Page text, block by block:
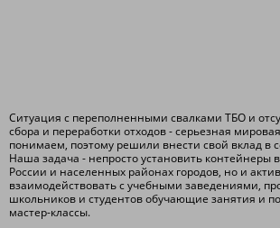
Ситуация с переполненными свалками ТБО и
сбора и переработки отходов - серьезная
понимаем, поэтому решили внести свой вклад в
Наша задача - непросто установить контейнеры
России и населенных районах городов, но и
взаимодействовать с учебными заведениями,
школьников и студентов обучающие занятия и
мастер-классы.